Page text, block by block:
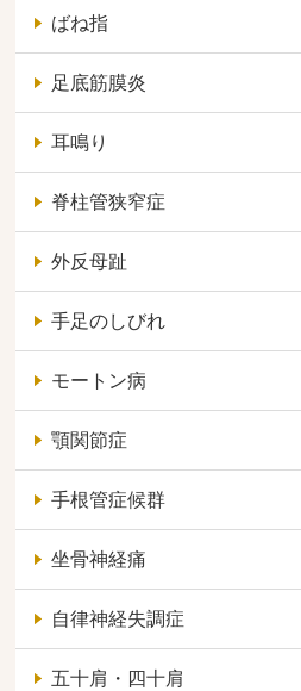
ばね指
足底筋膜炎
耳鳴り
脊柱管狭窄症
外反母趾
手足のしびれ
モートン病
顎関節症
手根管症候群
坐骨神経痛
自律神経失調症
五十肩・四十肩